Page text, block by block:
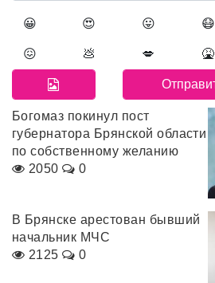
😀 😍 😛 😷
😖 💩 💋 🤮
Богомаз покинул пост
губернатора Брянской области
по собственному желанию
2050
0
В Брянске арестован бывший
начальник МЧС
2125
0